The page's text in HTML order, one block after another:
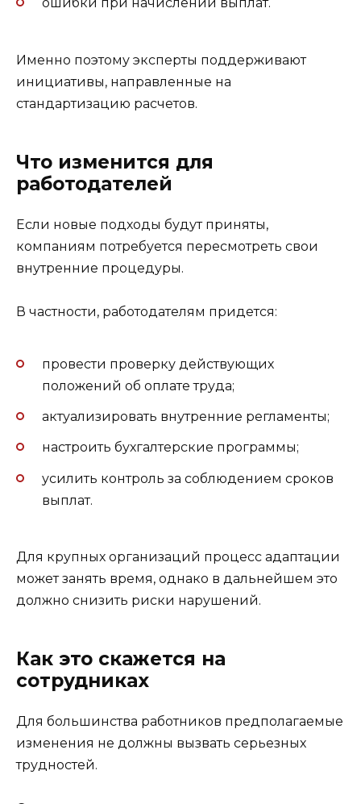
ошибки при начислении выплат.
Именно поэтому эксперты поддерживают
инициативы, направленные на
стандартизацию расчетов.
Что изменится для
работодателей
Если новые подходы будут приняты,
компаниям потребуется пересмотреть свои
внутренние процедуры.
В частности, работодателям придется:
провести проверку действующих
положений об оплате труда;
актуализировать внутренние регламенты;
настроить бухгалтерские программы;
усилить контроль за соблюдением сроков
выплат.
Для крупных организаций процесс адаптации
может занять время, однако в дальнейшем это
должно снизить риски нарушений.
Как это скажется на
сотрудниках
Для большинства работников предполагаемые
изменения не должны вызвать серьезных
трудностей.